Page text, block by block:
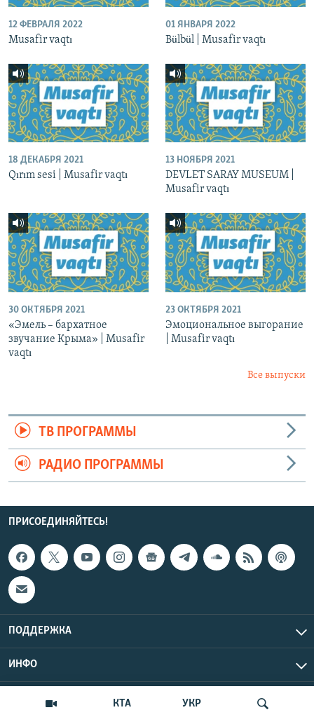
КТА УКР
12 ФЕВРАЛЯ 2022
Musafir vaqtı
01 ЯНВАРЯ 2022
Bülbül | Musafir vaqtı
18 ДЕКАБРЯ 2021
Qırım sesi | Musafir vaqtı
13 НОЯБРЯ 2021
DEVLET SARAY MUSEUM |
Musafir vaqtı
30 ОКТЯБРЯ 2021
«Эмель – бархатное
звучание Крыма» | Musafir
vaqtı
23 ОКТЯБРЯ 2021
Эмоциональное выгорание
| Musafir vaqtı
Все выпуски
ТВ ПРОГРАММЫ
РАДИО ПРОГРАММЫ
ПРИСОЕДИНЯЙТЕСЬ!
ПОДДЕРЖКА
ИНФО
Copyright Крым.Реалии, 2026 | Все права защищены.
UTC+3